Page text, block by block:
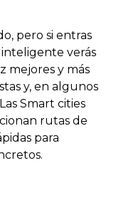
pero si entras
verás
mejores y más
y, en algunos
Smart cities
rutas de
para